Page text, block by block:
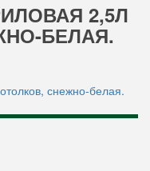
2,5Л
БЕЛАЯ.